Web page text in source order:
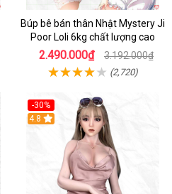
Búp bê bán thân Nhật Mystery Ji
Poor Loli 6kg chất lượng cao
2.490.000₫ 3.192.000₫
(2,720)
-30%
4.8